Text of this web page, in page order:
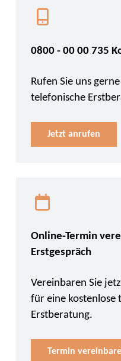
0800 - 00 00 735
Rufen Sie uns
telefonische
Jetzt anrufen
Online-Termin
Erstgespräch
Vereinbaren Sie
für eine kostenlose
Erstberatung.
Termin